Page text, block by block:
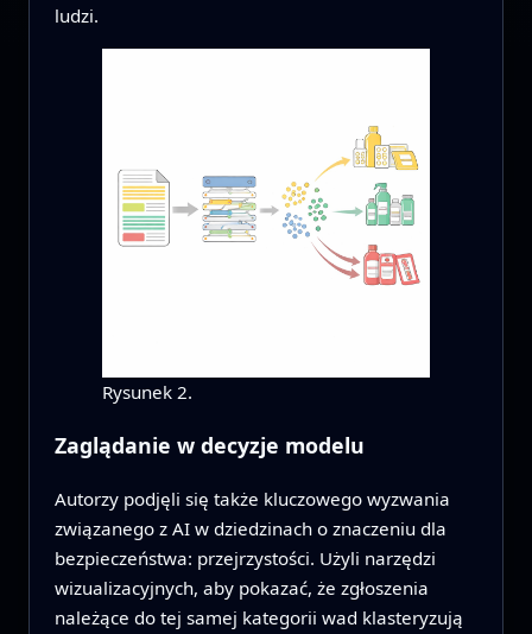
ludzi.
Rysunek 2.
Zaglądanie w decyzje modelu
Autorzy podjęli się także kluczowego wyzwania
związanego z AI w dziedzinach o znaczeniu dla
bezpieczeństwa: przejrzystości. Użyli narzędzi
wizualizacyjnych, aby pokazać, że zgłoszenia
należące do tej samej kategorii wad klasteryzują